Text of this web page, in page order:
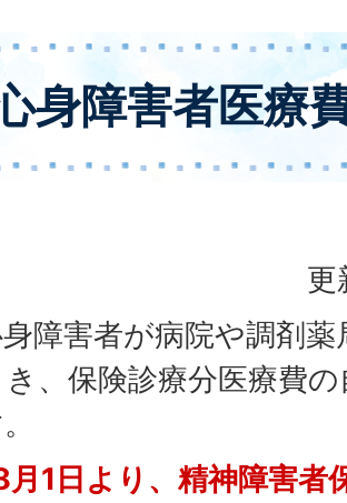
身障害者医療
更
障害者が病院や調剤
、保険診療分医療費
1日より、精神障害者